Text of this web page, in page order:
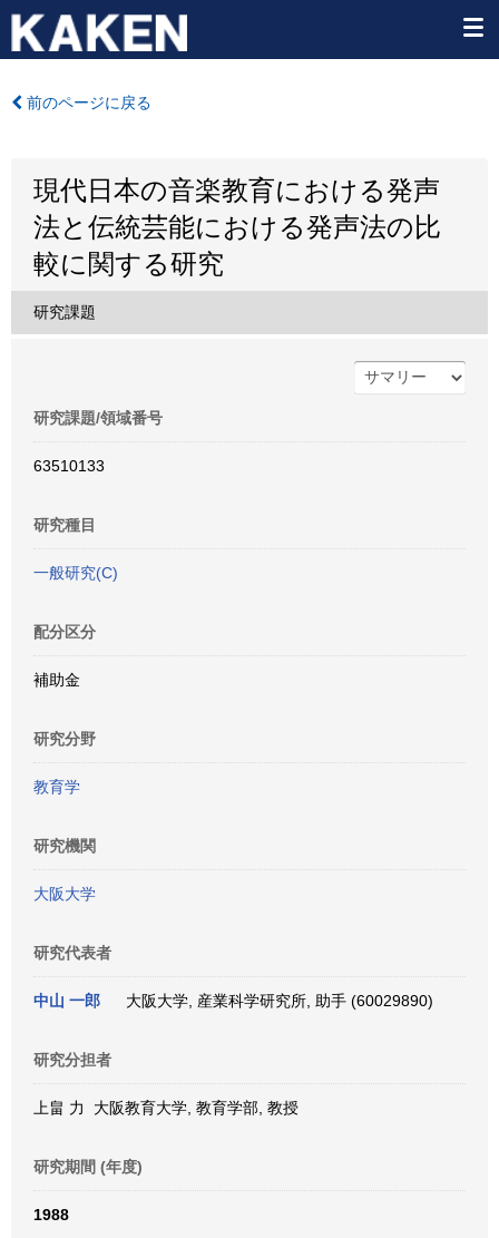
前のページに戻る
現代日本の音楽教育における発声
法と伝統芸能における発声法の比
較に関する研究
研究課題
研究課題/領域番号
63510133
研究種目
一般研究(C)
配分区分
補助金
研究分野
教育学
研究機関
大阪大学
研究代表者
中山 一郎 大阪大学, 産業科学研究所, 助手 (60029890)
研究分担者
上畠 力 大阪教育大学, 教育学部, 教授
研究期間 (年度)
1988